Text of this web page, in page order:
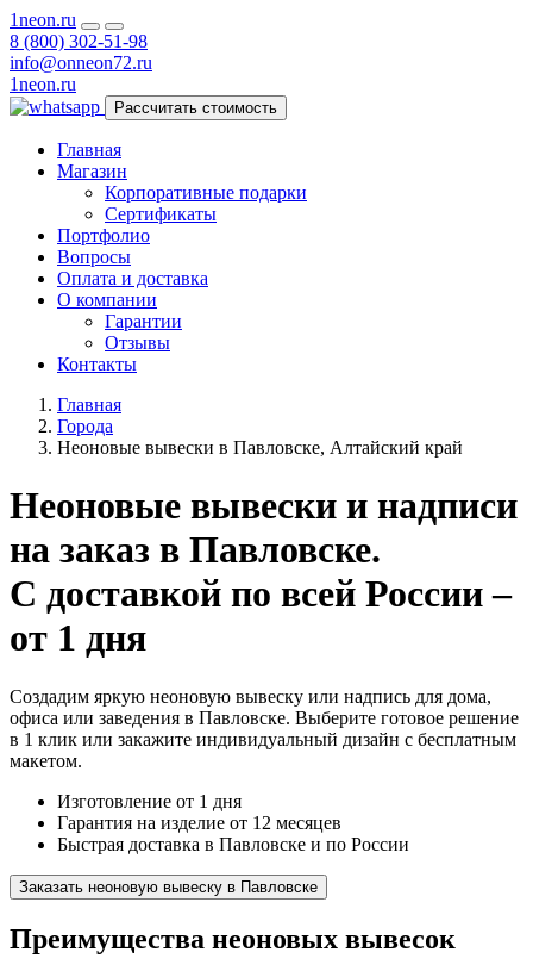
1neon.ru
8 (800) 302-51-98
info@onneon72.ru
1neon.ru
Рассчитать стоимость
Главная
Магазин
Корпоративные подарки
Сертификаты
Портфолио
Вопросы
Оплата и доставка
О компании
Гарантии
Отзывы
Контакты
Главная
Города
Неоновые вывески в Павловске, Алтайский край
Неоновые вывески и надписи
на заказ в Павловске.
С доставкой по всей России –
от 1 дня
Создадим яркую неоновую вывеску или надпись для дома,
офиса или заведения в Павловске. Выберите готовое решение
в 1 клик или закажите индивидуальный дизайн с бесплатным
макетом.
Изготовление от 1 дня
Гарантия на изделие от 12 месяцев
Быстрая доставка в Павловске и по России
Заказать неоновую вывеску в Павловске
Преимущества неоновых вывесок